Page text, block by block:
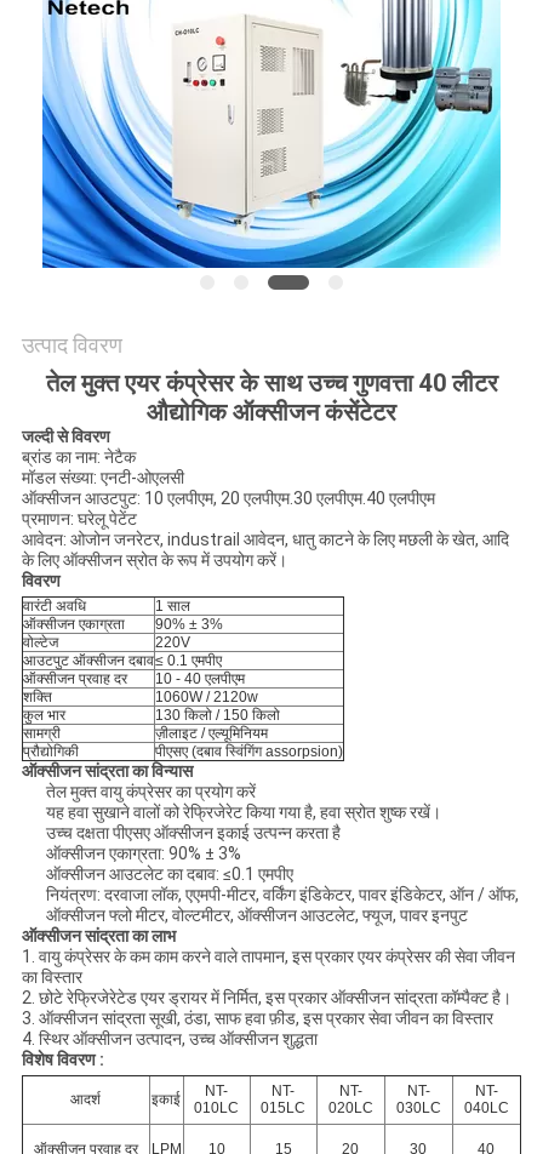
PRIVACY
POLICY
उत्पाद विवरण
तेल मुक्त एयर कंप्रेसर के साथ उच्च गुणवत्ता 40 लीटर
औद्योगिक ऑक्सीजन कंसेंटेटर
जल्दी से विवरण
ब्रांड का नाम: नेटैक
मॉडल संख्या: एनटी-ओएलसी
ऑक्सीजन आउटपुट: 10 एलपीएम, 20 एलपीएम.30 एलपीएम.40 एलपीएम
प्रमाणन: घरेलू पेटेंट
आवेदन: ओजोन जनरेटर, industrail आवेदन, धातु काटने के लिए मछली के खेत, आदि
के लिए ऑक्सीजन स्रोत के रूप में उपयोग करें।
विवरण
वारंटी अवधि
1 साल
ऑक्सीजन एकाग्रता
90% ± 3%
वोल्टेज
220V
आउटपुट ऑक्सीजन दबाव≤ 0.1 एमपीए
ऑक्सीजन प्रवाह दर
10 - 40 एलपीएम
शक्ति
1060W / 2120w
कुल भार
130 किलो / 150 किलो
सामग्री
ज़ीलाइट / एल्यूमिनियम
प्रौद्योगिकी
पीएसए (दबाव स्विंगिंग assorpsion)
ऑक्सीजन सांद्रता का विन्यास
तेल मुक्त वायु कंप्रेसर का प्रयोग करें
यह हवा सुखाने वालों को रेफ्रिजेरेट किया गया है, हवा स्रोत शुष्क रखें।
उच्च दक्षता पीएसए ऑक्सीजन इकाई उत्पन्न करता है
ऑक्सीजन एकाग्रता: 90% ± 3%
ऑक्सीजन आउटलेट का दबाव: ≤0.1 एमपीए
नियंत्रण: दरवाजा लॉक, एएमपी-मीटर, वर्किंग इंडिकेटर, पावर इंडिकेटर, ऑन / ऑफ,
ऑक्सीजन फ्लो मीटर, वोल्टमीटर, ऑक्सीजन आउटलेट, फ्यूज, पावर इनपुट
ऑक्सीजन सांद्रता का लाभ
1. वायु कंप्रेसर के कम काम करने वाले तापमान, इस प्रकार एयर कंप्रेसर की सेवा जीवन
का विस्तार
2. छोटे रेफ्रिजेरेटेड एयर ड्रायर में निर्मित, इस प्रकार ऑक्सीजन सांद्रता कॉम्पैक्ट है।
3. ऑक्सीजन सांद्रता सूखी, ठंडा, साफ हवा फ़ीड, इस प्रकार सेवा जीवन का विस्तार
4. स्थिर ऑक्सीजन उत्पादन, उच्च ऑक्सीजन शुद्धता
विशेष विवरण :
आदर्श इकाई
NT-
010LC
NT-
015LC
NT-
020LC
NT-
030LC
NT-
040LC
ऑक्सीजन प्रवाह दर LPM 10 15 20 30 40